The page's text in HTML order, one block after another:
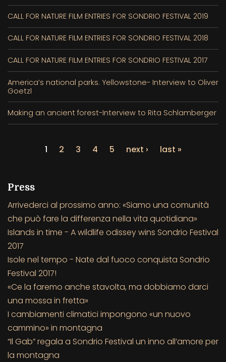
CALL FOR NATURE FILM ENTRIES FOR SONDRIO FESTIVAL 2019
CALL FOR NATURE FILM ENTRIES FOR SONDRIO FESTIVAL 2018
CALL FOR NATURE FILM ENTRIES FOR SONDRIO FESTIVAL 2017
America’s national parks. Yellowstone- Interview to Oliver
Goetzl
Making an ancient forest-Interview to Rita Schlamberger
1 2 3 4 5 next › last »
Press
Arrivederci al prossimo anno: «Siamo una comunità
che può fare la differenza nella vita quotidiana»
Islands in time - A wildlife odissey wins Sondrio Festival
2017
Isole nel tempo - Nate dal fuoco conquista Sondrio
Festival 2017!
«Ce la faremo anche stavolta, ma dobbiamo darci
una mossa in fretta»
I cambiamenti climatici impongono «un nuovo
cammino» in montagna
“Il Gab” regala a Sondrio Festival un inno all’amore per
la montagna